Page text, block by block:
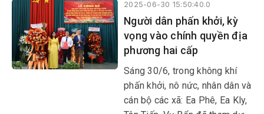
quyết, Quyết định của Trung
ương và tỉnh Đắk Lắk về việc
sáp nhập đơn vị hành chính,
thành lập tổ chức đảng, chỉ
định cấp ủy, HĐND, UBND, Ủy
ban MTTQ Việt Nam cấp tỉnh
và cấp xã, phường; đồng thời
trao các quyết định về công
2025-06-30 15:50:40.0
Người dân phấn khởi, kỳ
vọng vào chính quyền địa
phương hai cấp
Sáng 30/6, trong không khí
phấn khởi, nô nức, nhân dân và
cán bộ các xã: Ea Phê, Ea Kly,